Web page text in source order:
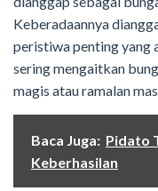
Keberadaannya
peristiwa penting yang
sering mengaitkan
magis atau ramalan
Baca Juga: Pidato
Keberhasilan